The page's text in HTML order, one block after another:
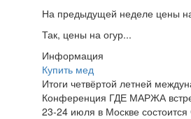
На предыдущей неделе цены
Так, цены на огур...
Информация
Купить мед
Итоги четвёртой летней
Конференция ГДЕ МАРЖА
23-24 июля в Москве